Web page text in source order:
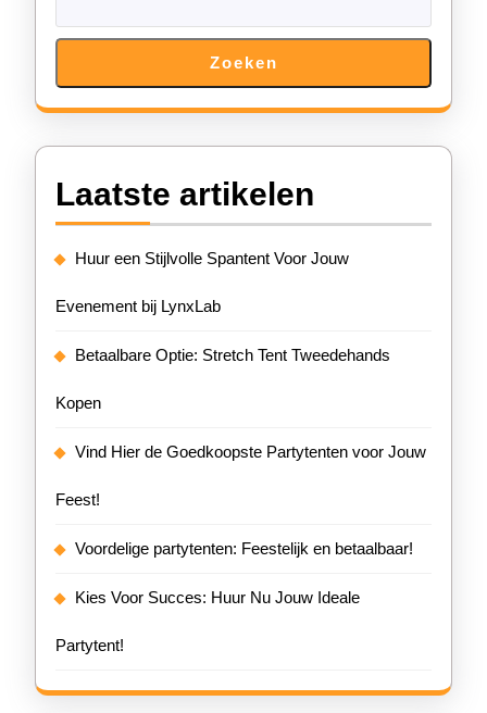
Zoeken
Laatste artikelen
Huur een Stijlvolle Spantent Voor Jouw
Evenement bij LynxLab
Betaalbare Optie: Stretch Tent Tweedehands
Kopen
Vind Hier de Goedkoopste Partytenten voor Jouw
Feest!
Voordelige partytenten: Feestelijk en betaalbaar!
Kies Voor Succes: Huur Nu Jouw Ideale
Partytent!